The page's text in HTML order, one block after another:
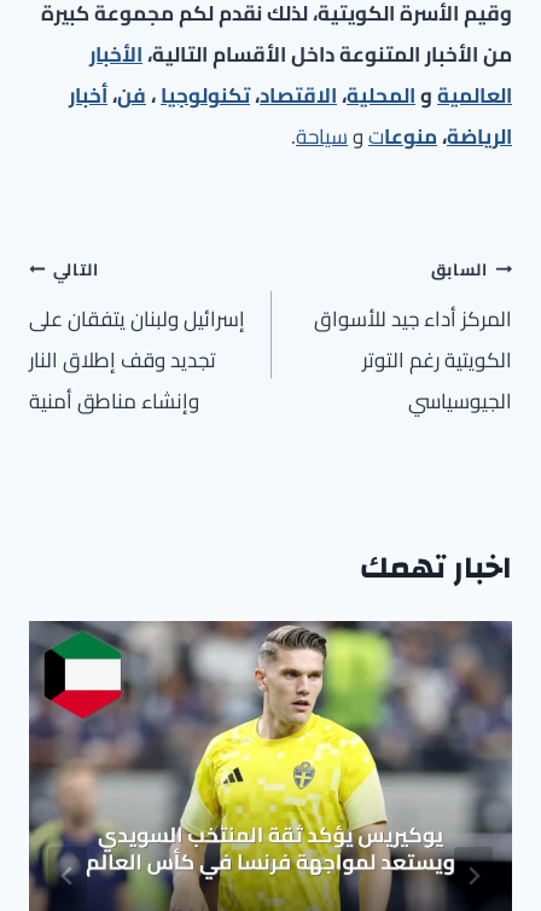
وقيم الأسرة الكويتية، لذلك نقدم لكم مجموعة كبيرة
من الأخبار المتنوعة داخل الأقسام التالية،الأخبار
العالميةوالمحلية،الاقتصاد،تكنولوجيا،فن،أخبار
الرياضة،منوعاتوسياحة.
تصفّح
المقالات
السابق
المركز أداء جيد للأسواق
الكويتية رغم التوتر
الجيوسياسي
التالي
إسرائيل ولبنان يتفقان على
تجديد وقف إطلاق النار
وإنشاء مناطق أمنية
اخبار تهمك